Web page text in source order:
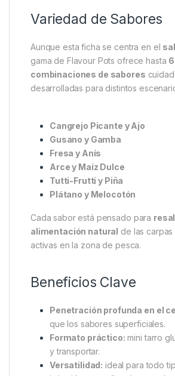
Variedad de Sabores
Aunque esta ficha se centra en el
gama de Flavour Pots ofrece hasta 6
combinaciones de sabores
desarrolladas para distintos
Cangrejo Picante y Ajo
Gusano y Gamba
Fresa y Anís
Arce y Maíz Dulce
Tutti-Frutti y Piña
Plátano y Melocotón
Cada sabor está pensado para
alimentación natural de las carpas
activas en la zona de pesca.
Beneficios Clave
Penetración profunda en el
que los sabores superficiales.
Formato práctico: mini tarro
y transportar.
Versatilidad: ideal para todo